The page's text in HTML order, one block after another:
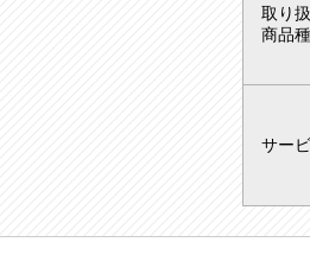
取り
商品
サー